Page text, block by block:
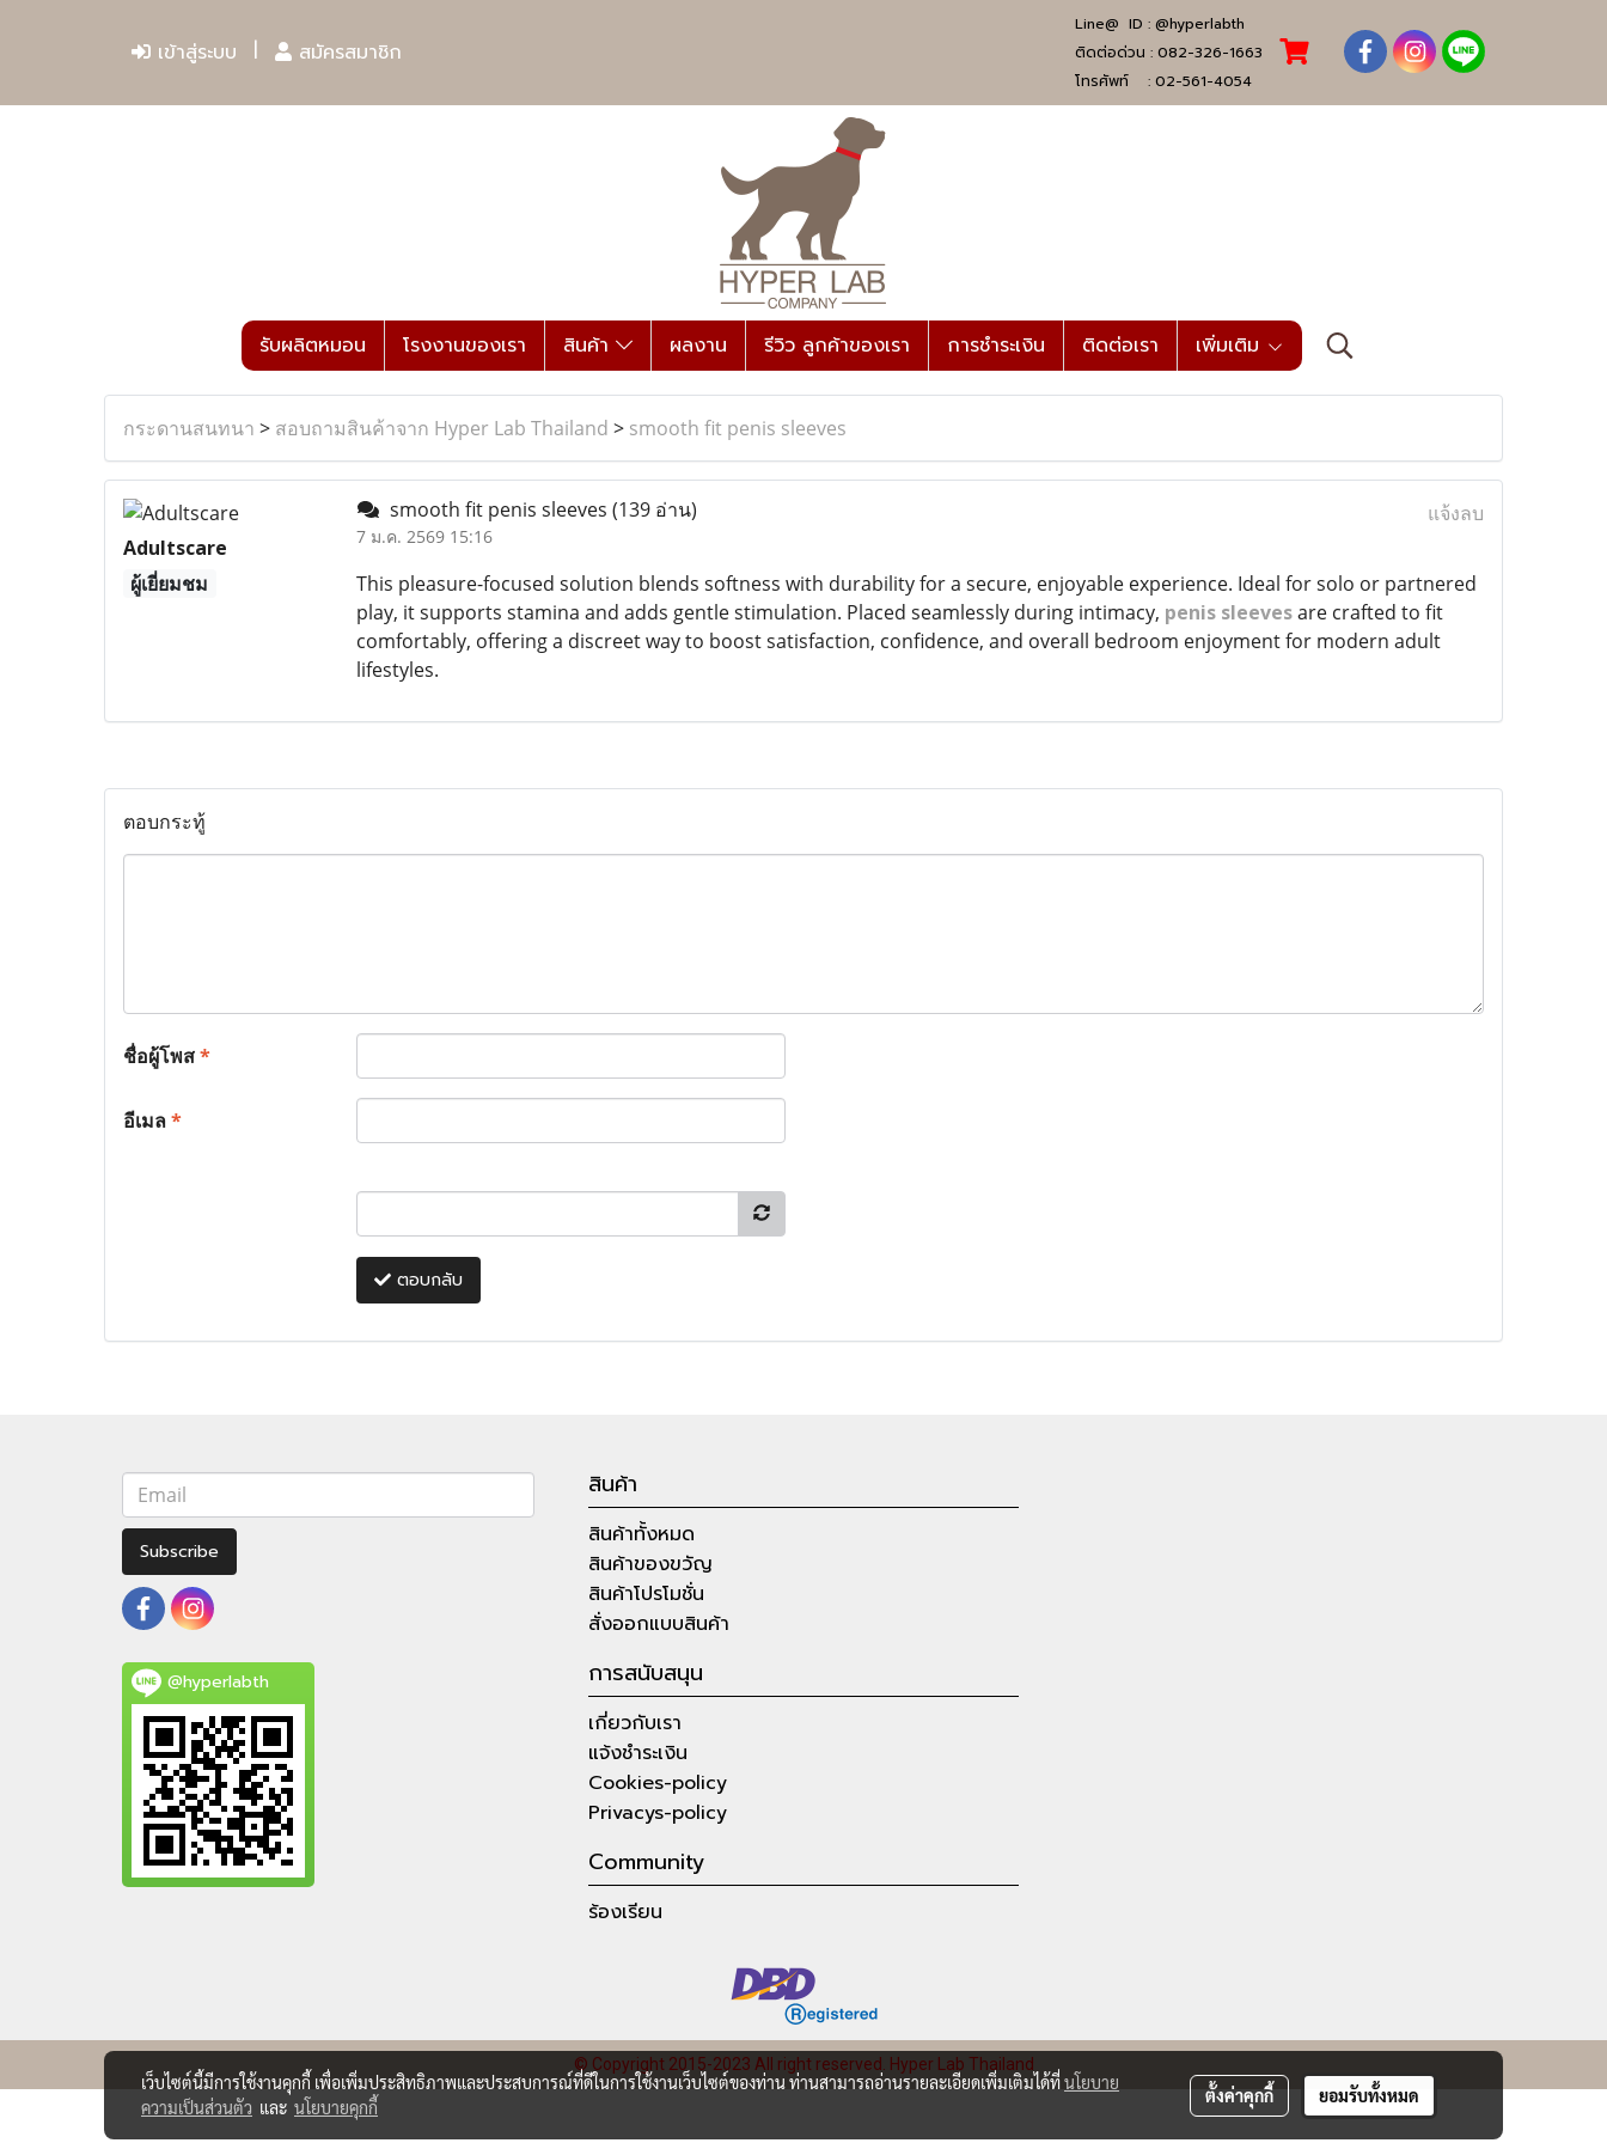
เข้าสู่ระบบ สมัครสมาชิก
Line@ ID : @hyperlabth
ติดต่อด่วน : 082-326-1663
โทรศัพท์ : 02-561-4054
รับผลิตหมอน โรงงานของเรา สินค้า ผลงาน รีวิว ลูกค้าของเรา การชำระเงิน ติดต่อเรา เพิ่มเติม
กระดานสนทนา > สอบถามสินค้าจาก Hyper Lab Thailand > smooth fit penis sleeves
Adultscare
ผู้เยี่ยมชม
smooth fit penis sleeves (139 อ่าน)
7 ม.ค. 2569 15:16
แจ้งลบ
This pleasure-focused solution blends softness with durability for a secure, enjoyable experience. Ideal for solo or partnered
play, it supports stamina and adds gentle stimulation. Placed seamlessly during intimacy, penis sleevesare crafted to fit
comfortably, offering a discreet way to boost satisfaction, confidence, and overall bedroom enjoyment for modern adult
lifestyles.
ตอบกระทู้
ชื่อผู้โพส*
อีเมล*
ตอบกลับ
Subscribe
@hyperlabth
สินค้า
สินค้าทั้งหมด
สินค้าของขวัญ
สินค้าโปรโมชั่น
สั่งออกแบบสินค้า
การสนับสนุน
เกี่ยวกับเรา
แจ้งชำระเงิน
Cookies-policy
Privacys-policy
Community
ร้องเรียน
© Copyright 2015-2023 All right reserved. Hyper Lab Thailand
เว็บไซต์นี้มีการใช้งานคุกกี้ เพื่อเพิ่มประสิทธิภาพและประสบการณ์ที่ดีในการใช้งานเว็บไซต์ของท่าน ท่านสามารถอ่านรายละเอียดเพิ่มเติมได้ที่นโยบาย
ความเป็นส่วนตัว และ นโยบายคุกกี้
ตั้งค่าคุกกี้ ยอมรับทั้งหมด